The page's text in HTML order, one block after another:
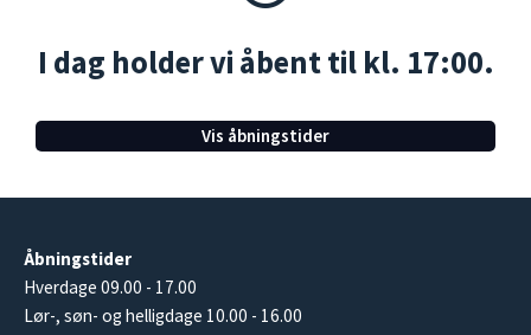
I dag holder vi åbent til kl. 17:00.
Vis åbningstider
Åbningstider
Hverdage 09.00 - 17.00
Lør-, søn- og helligdage 10.00 - 16.00